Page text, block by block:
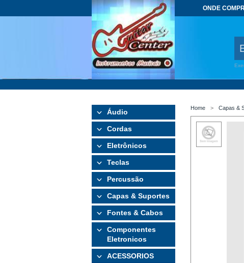
ONDE
Áudio
Cordas
Eletrônicos
Teclas
Percussão
Capas & Suportes
Fontes & Cabos
Componentes
Eletronicos
ACESSORIOS
Home Capas &